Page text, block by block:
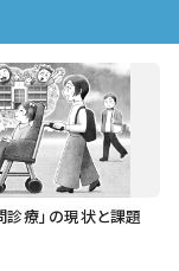
診療」の現状と課題